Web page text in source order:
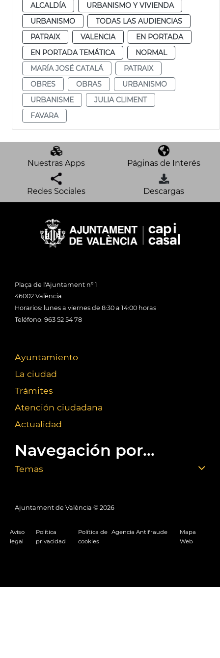
ALCALDÍA
URBANISMO Y VIVIENDA
URBANISMO
TODAS LAS AUDIENCIAS
PATRAIX
VALENCIA
EN PORTADA
EN PORTADA TEMÁTICA
NORMAL
MARÍA JOSÉ CATALÁ
PATRAIX
OBRES
OBRAS
URBANISMO
URBANISME
JULIA CLIMENT
FAVARA
Nuestras Apps Páginas de Interés
Redes Sociales Descargas
Plaça de l'Ajuntament nº 1
46002 València
Horarios: lunes a viernes de 8:30 a 14:00 horas
Teléfono: 963 52 54 78
Ayuntamiento
La ciudad
Trámites
Atención ciudadana
Actualidad
Navegación por...
Temas
Ajuntament de València © 2026
Aviso
legal
Política
privacidad
Política de
cookies
Agencia Antifraude
Mapa
Web